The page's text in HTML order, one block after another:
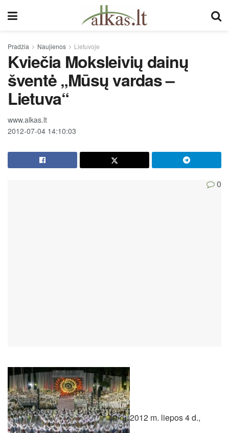
Pradžia Naujienos Lietuvoje
Kviečia Moksleivių dainų
šventė „Mūsų vardas –
Lietuva“
www.alkas.lt
2012-07-04 14:10:03
0
2012 m. liepos 4 d.,